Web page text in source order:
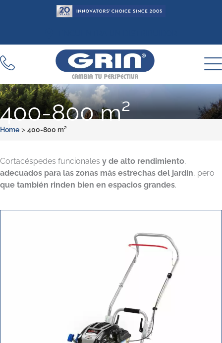
400-800 m²
Home > 400-800 m²
Cortacéspedes funcionales y de alto rendimiento,
adecuados para las zonas más estrechas del jardín, pero
que también rinden bien en espacios grandes.